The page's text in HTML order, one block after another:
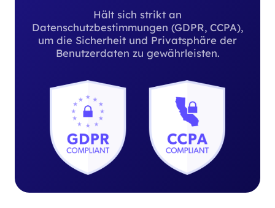
Hält sich strikt an
Datenschutzbestimmungen (GDPR, CCPA),
um die Sicherheit und Privatsphäre der
Benutzerdaten zu gewährleisten.